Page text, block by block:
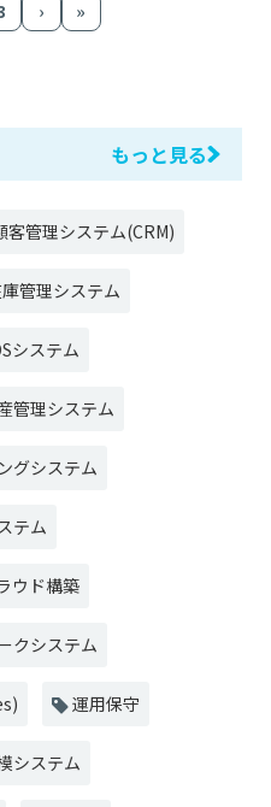
› »
もっと見る
客管理システム(CRM)
管理システム
システム
管理システム
グシステム
テム
ウド構築
クシステム
運用保守
システム